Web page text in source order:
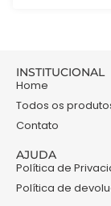
INSTITUCIONAL
Home
Todos os
Contato
AJUDA
Política de
Política de